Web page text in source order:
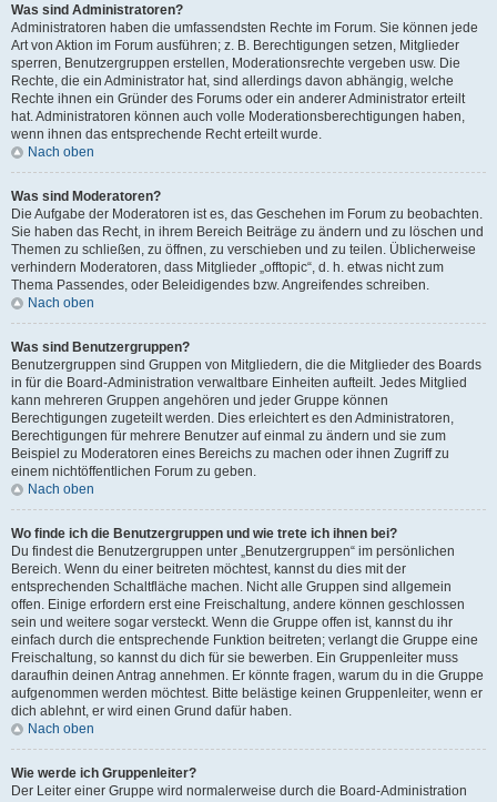
Was sind Administratoren?
Administratoren haben die umfassendsten Rechte im Forum. Sie können jede
Art von Aktion im Forum ausführen; z. B. Berechtigungen setzen, Mitglieder
sperren, Benutzergruppen erstellen, Moderationsrechte vergeben usw. Die
Rechte, die ein Administrator hat, sind allerdings davon abhängig, welche
Rechte ihnen ein Gründer des Forums oder ein anderer Administrator erteilt
hat. Administratoren können auch volle Moderationsberechtigungen haben,
wenn ihnen das entsprechende Recht erteilt wurde.
Nach oben
Was sind Moderatoren?
Die Aufgabe der Moderatoren ist es, das Geschehen im Forum zu beobachten.
Sie haben das Recht, in ihrem Bereich Beiträge zu ändern und zu löschen und
Themen zu schließen, zu öffnen, zu verschieben und zu teilen. Üblicherweise
verhindern Moderatoren, dass Mitglieder „offtopic“, d. h. etwas nicht zum
Thema Passendes, oder Beleidigendes bzw. Angreifendes schreiben.
Nach oben
Was sind Benutzergruppen?
Benutzergruppen sind Gruppen von Mitgliedern, die die Mitglieder des Boards
in für die Board-Administration verwaltbare Einheiten aufteilt. Jedes Mitglied
kann mehreren Gruppen angehören und jeder Gruppe können
Berechtigungen zugeteilt werden. Dies erleichtert es den Administratoren,
Berechtigungen für mehrere Benutzer auf einmal zu ändern und sie zum
Beispiel zu Moderatoren eines Bereichs zu machen oder ihnen Zugriff zu
einem nichtöffentlichen Forum zu geben.
Nach oben
Wo finde ich die Benutzergruppen und wie trete ich ihnen bei?
Du findest die Benutzergruppen unter „Benutzergruppen“ im persönlichen
Bereich. Wenn du einer beitreten möchtest, kannst du dies mit der
entsprechenden Schaltfläche machen. Nicht alle Gruppen sind allgemein
offen. Einige erfordern erst eine Freischaltung, andere können geschlossen
sein und weitere sogar versteckt. Wenn die Gruppe offen ist, kannst du ihr
einfach durch die entsprechende Funktion beitreten; verlangt die Gruppe eine
Freischaltung, so kannst du dich für sie bewerben. Ein Gruppenleiter muss
daraufhin deinen Antrag annehmen. Er könnte fragen, warum du in die Gruppe
aufgenommen werden möchtest. Bitte belästige keinen Gruppenleiter, wenn er
dich ablehnt, er wird einen Grund dafür haben.
Nach oben
Wie werde ich Gruppenleiter?
Der Leiter einer Gruppe wird normalerweise durch die Board-Administration